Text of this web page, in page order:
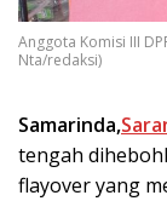
Anggota Komisi III
Nta/redaksi)
Samarinda,
tengah
flayover yang